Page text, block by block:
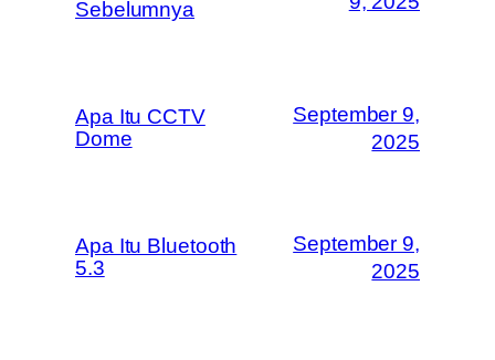
Sebelumnya
Apa Itu CCTV
Dome
September 9,
2025
Apa Itu Bluetooth
5.3
September 9,
2025